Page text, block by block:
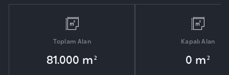
Toplam Alan
81.000 m2
Kapalı Alan
0 m2